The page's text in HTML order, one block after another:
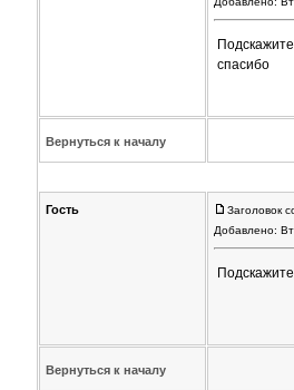
спасибо
Вернуться к началу
Гость
Заголовок
Добавлено:
Вернуться к началу